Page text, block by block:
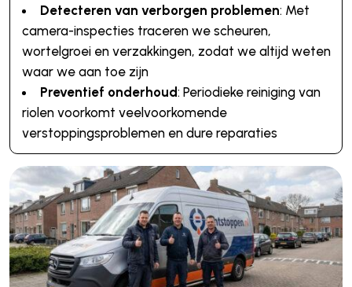
Detecteren van verborgen problemen: Met
camera-inspecties traceren we scheuren,
wortelgroei en verzakkingen, zodat we altijd weten
waar we aan toe zijn
Preventief onderhoud: Periodieke reiniging van
riolen voorkomt veelvoorkomende
verstoppingsproblemen en dure reparaties